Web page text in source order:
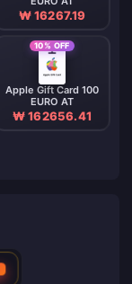
₩ 16267.19
10% OFF
Apple Gift Card 100
EURO AT
₩ 162656.41